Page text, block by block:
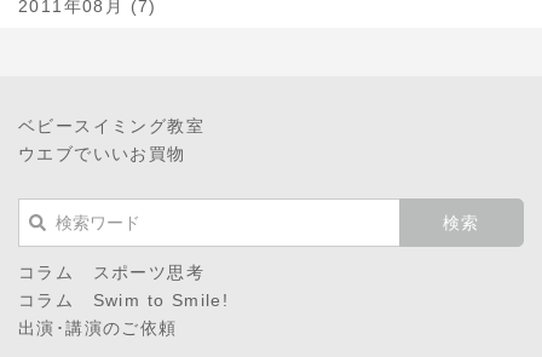
2011年08月 (7)
ベビースイミング教室
ウエブでいいお買物
コラム スポーツ思考
コラム Swim to Smile!
出演･講演のご依頼